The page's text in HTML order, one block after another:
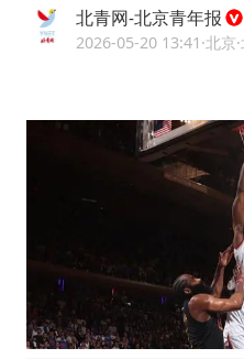
“立
方
“
北青网-北京青年报
2026-05-20 13:41 ·北京